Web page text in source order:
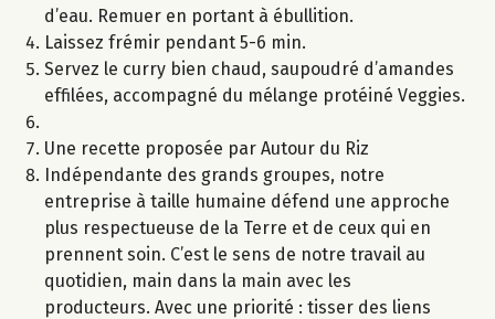
d’eau. Remuer en portant à ébullition.
Laissez frémir pendant 5-6 min.
Servez le curry bien chaud, saupoudré d’amandes
effilées, accompagné du mélange protéiné Veggies.
Une recette proposée par Autour du Riz
Indépendante des grands groupes, notre
entreprise à taille humaine défend une approche
plus respectueuse de la Terre et de ceux qui en
prennent soin. C’est le sens de notre travail au
quotidien, main dans la main avec les
producteurs. Avec une priorité : tisser des liens